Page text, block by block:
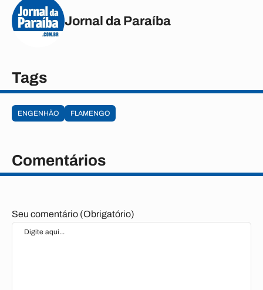
Jornal da Paraíba
Tags
ENGENHÃO FLAMENGO
Comentários
Seu comentário (Obrigatório)